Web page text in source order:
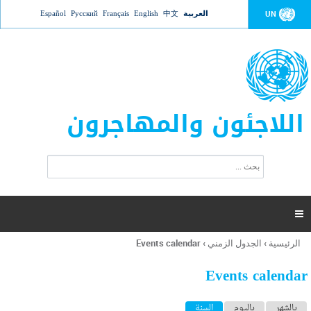
Jump to navigation UN العربية 中文
English
Français
Русский
Español
اللاجئون والمهاجرون
ت
ر
ل
ح
ب

أنت
هنا
الرئيسية › الجدول الزمني ›
Events calendar
Events calendar